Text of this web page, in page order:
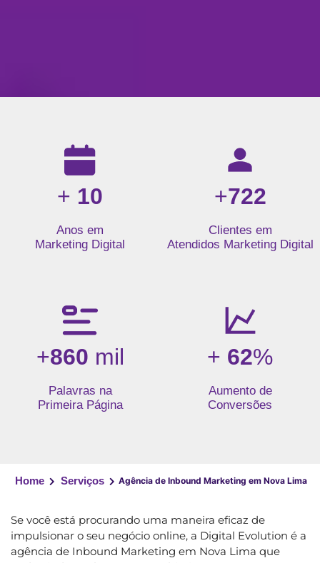
Resultados da nossa agência de marketing digital: mais
+ 10
Anos em
Marketing Digital
+722
Clientes em
Atendidos Marketing Digital
+860 mil
Palavras na
Primeira Página
+ 62%
Aumento de
Conversões
Home Serviços Agência de Inbound Marketing em Nova Lima
Se você está procurando uma maneira eficaz de
impulsionar o seu negócio online, a Digital Evolution é a
agência de Inbound Marketing em Nova Lima que